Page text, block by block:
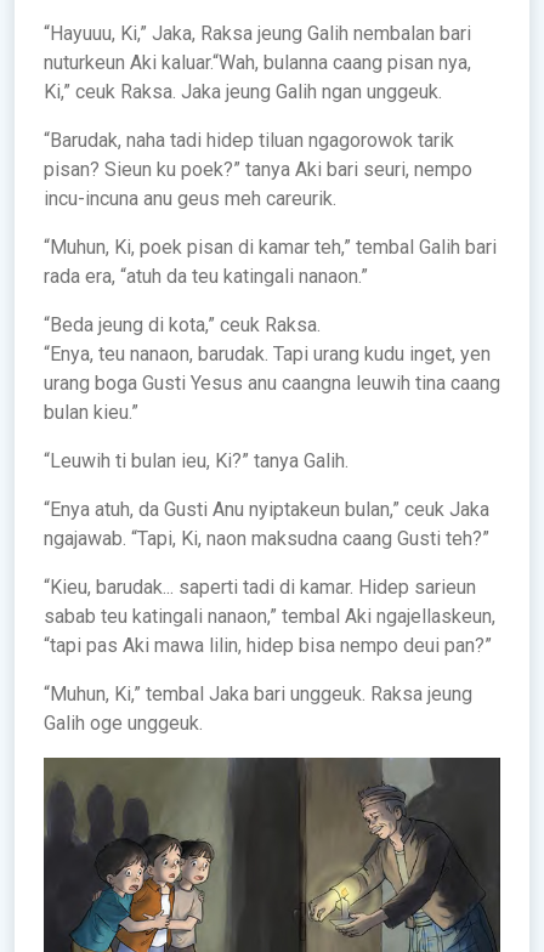
“Hayuuu, Ki,” Jaka, Raksa jeung Galih nembalan bari
nuturkeun Aki kaluar.“Wah, bulanna caang pisan nya,
Ki,” ceuk Raksa. Jaka jeung Galih ngan unggeuk.
“Barudak, naha tadi hidep tiluan ngagorowok tarik
pisan? Sieun ku poek?” tanya Aki bari seuri, nempo
incu-incuna anu geus meh careurik.
“Muhun, Ki, poek pisan di kamar teh,” tembal Galih bari
rada era, “atuh da teu katingali nanaon.”
“Beda jeung di kota,” ceuk Raksa.
“Enya, teu nanaon, barudak. Tapi urang kudu inget, yen
urang boga Gusti Yesus anu caangna leuwih tina caang
bulan kieu.”
“Leuwih ti bulan ieu, Ki?” tanya Galih.
“Enya atuh, da Gusti Anu nyiptakeun bulan,” ceuk Jaka
ngajawab. “Tapi, Ki, naon maksudna caang Gusti teh?”
“Kieu, barudak... saperti tadi di kamar. Hidep sarieun
sabab teu katingali nanaon,” tembal Aki ngajellaskeun,
“tapi pas Aki mawa lilin, hidep bisa nempo deui pan?”
“Muhun, Ki,” tembal Jaka bari unggeuk. Raksa jeung
Galih oge unggeuk.